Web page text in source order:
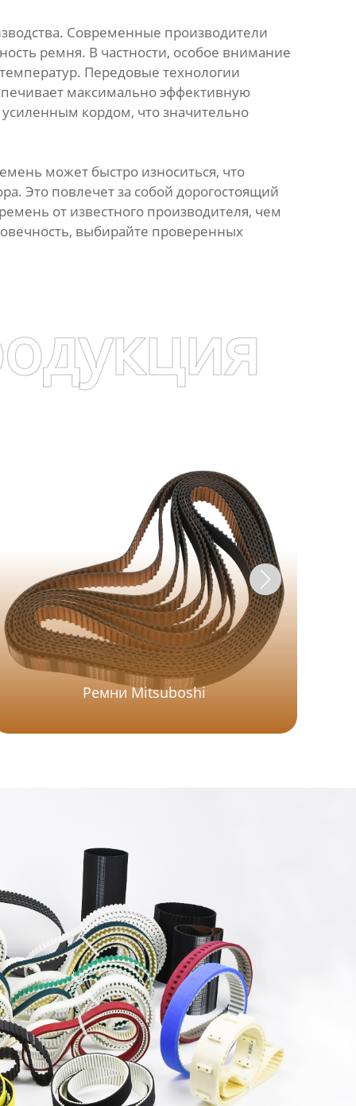
Современные производители
ремня. В частности, особое внимание
Передовые технологии
максимально эффективную
кордом, что значительно
может быстро износиться, что
Это повлечет за собой дорогостоящий
от известного производителя, чем
выбирайте проверенных
Ремни Mitsuboshi